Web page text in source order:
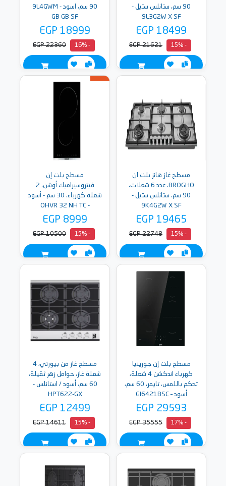
90 سم، ستانلس ستيل -
9L3G2W X SF
EGP 18499
- 15%
EGP 21621
90 سم، اسود - 9L4GWM
GB GB SF
EGP 18999
- 16%
EGP 22360
مسطح غاز هانز بلت ان
BROGHO، عدد 6 شعلات،
90 سم، ستانلس ستيل -
9K4G2W X SF
EGP 19465
- 15%
EGP 22748
مسطح بلت إن
فيتروسيراميك أوشن، 2
شعلة كهرباء، 30 سم - أسود
- OHVR 32 NH TC
EGP 8999
- 15%
EGP 10500
مسطح بلت إن جورينيا
كهرباء اندكشن 4 شعلة،
تحكم باللمس، تايمر، 60 سم،
أسود – GI6421BSC
EGP 29593
- 17%
EGP 35555
مسطح غاز من بيورتي، 4
شعلة غاز، حوامل زهر ثقيلة،
60 سم، أسود / استانلس -
HPT622-GX
EGP 12499
- 15%
EGP 14611